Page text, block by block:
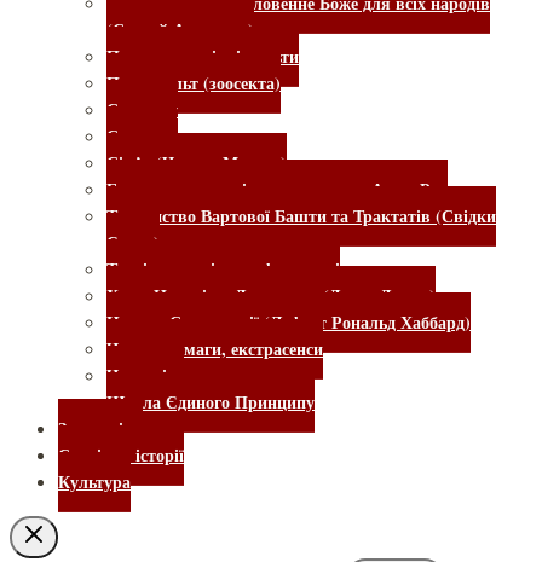
(Сандей Аделаджа)
Псевдоекологічні культи
Псинокульт (зоосекта)
Садхгуру
Симорон
Сім’я (Чарльз Менсон)
Благотворче суспільство – секта «АллатРа»
Товариство Вартової Башти та Трактатів (Свідки
Єгови)
Тренінги, семінари, фестивалі
Храм Народів – Джонстаун (Джим Джонс)
Церква Саєнтології (Лафаєт Рональд Хаббард)
Чаклуни, маги, екстрасенси
Ченеллінг
Школа Єдиного Принципу
Зоореалізм
Сторінки історії
Культура